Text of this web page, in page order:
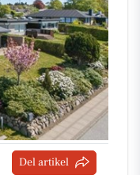
Del artikel